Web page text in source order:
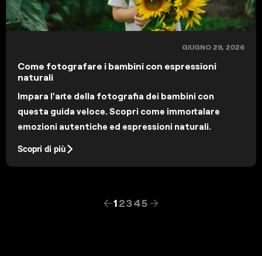
GIUGNO 29, 2026
Come fotografare i bambini con espressioni
naturali
Impara l'arte della fotografia dei bambini con
questa guida veloce. Scopri come immortalare
emozioni autentiche ed espressioni naturali.
Scopri di più
12345